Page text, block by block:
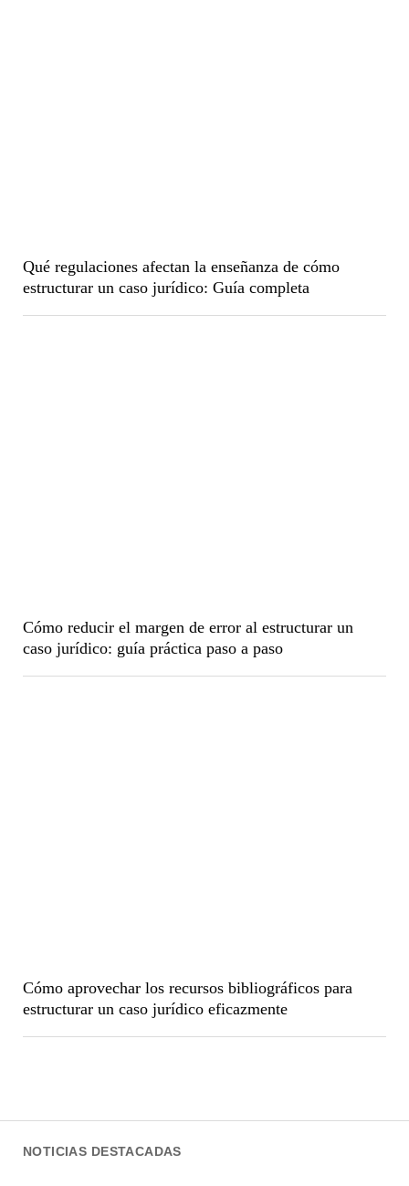
NOTICIAS DESTACADAS
Qué regulaciones afectan la enseñanza de cómo
estructurar un caso jurídico: Guía completa
Cómo reducir el margen de error al estructurar un
caso jurídico: guía práctica paso a paso
Cómo aprovechar los recursos bibliográficos para
estructurar un caso jurídico eficazmente